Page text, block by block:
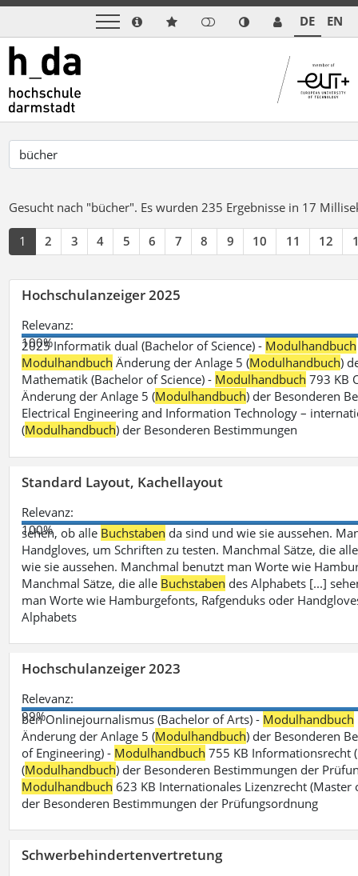
DE EN
Gesucht nach "bücher". Es wurden 235 Ergebnisse in 17
1 2 3 4 5 6 7 8 9 10 11 12
Hochschulanzeiger 2025
Relevanz:
100%
2025 Informatik dual (Bachelor of Science) - Modulhandbuch
Modulhandbuch Änderung der Anlage 5 (Modulhandbuch)
Mathematik (Bachelor of Science) - Modulhandbuch 793 KB
Änderung der Anlage 5 (Modulhandbuch) der Besonderen
Electrical Engineering and Information Technology –
(Modulhandbuch) der Besonderen Bestimmungen
Standard Layout, Kachellayout
Relevanz:
100%
sehen, ob alle Buchstaben da sind und wie sie aussehen.
Handgloves, um Schriften zu testen. Manchmal Sätze, die
wie sie aussehen. Manchmal benutzt man Worte wie
Manchmal Sätze, die alle Buchstaben des Alphabets [...]
man Worte wie Hamburgefonts, Rafgenduks oder
Alphabets
Hochschulanzeiger 2023
Relevanz:
99%
ben Onlinejournalismus (Bachelor of Arts) - Modulhandbuch
Änderung der Anlage 5 (Modulhandbuch) der Besonderen
of Engineering) - Modulhandbuch 755 KB Informationsrecht
(Modulhandbuch) der Besonderen Bestimmungen der
Modulhandbuch 623 KB Internationales Lizenzrecht (Master
der Besonderen Bestimmungen der Prüfungsordnung
Schwerbehindertenvertretung